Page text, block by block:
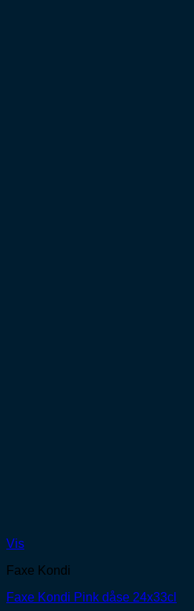
Vis
Faxe Kondi
Faxe Kondi Pink dåse 24x33cl